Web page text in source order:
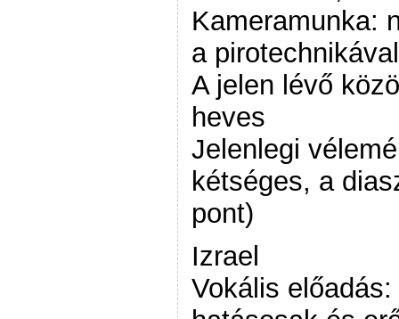
Kameramunka:
a pirotechnikával
A jelen lévő
heves
Jelenlegi
kétséges, a
pont)
Izrael
Vokális